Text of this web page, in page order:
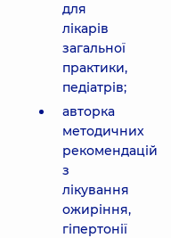
для
лікарів
загальної
практики,
педіатрів;
авторка
методичних
рекомендацій
з
лікування
ожиріння,
гіпертонії